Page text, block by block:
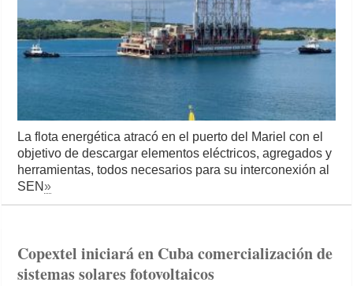
La flota energética atracó en el puerto del Mariel con el
objetivo de descargar elementos eléctricos, agregados y
herramientas, todos necesarios para su interconexión al
SEN»
Copextel iniciará en Cuba comercialización de
sistemas solares fotovoltaicos